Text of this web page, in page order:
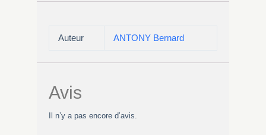
Auteur ANTONY Bernard
Avis
Il n’y a pas encore d’avis.